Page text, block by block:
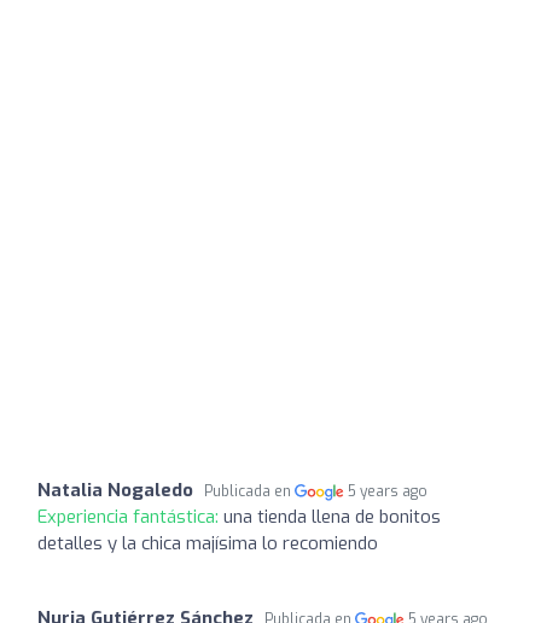
Natalia Nogaledo Publicada en 5 years ago
Experiencia fantástica: una tienda llena de bonitos
detalles y la chica majísima lo recomiendo
Nuria Gutiérrez Sánchez Publicada en 5 years ago